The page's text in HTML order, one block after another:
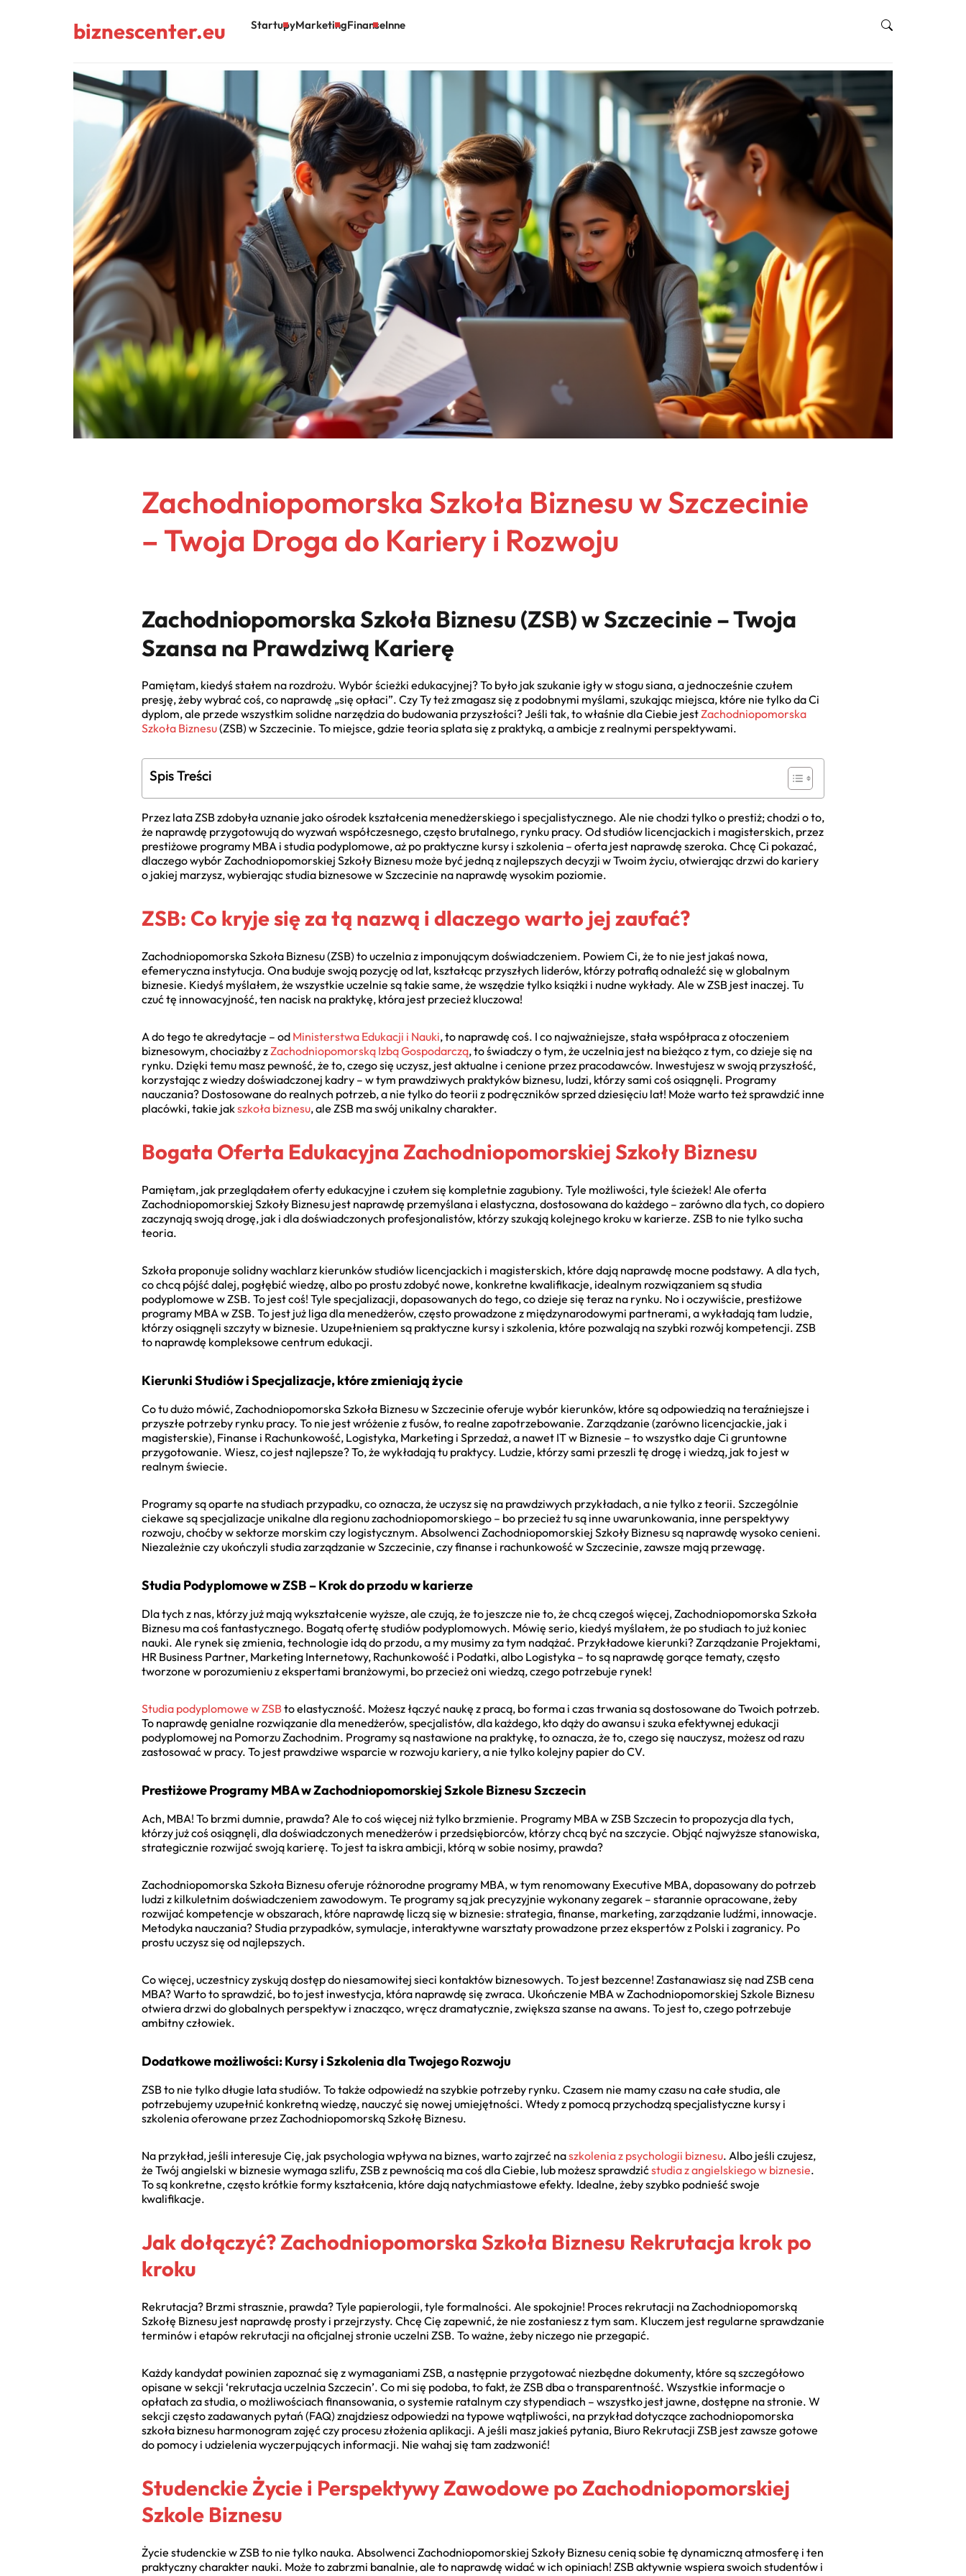
biznescenter.eu StartupyMarketingFinanseInne
Zachodniopomorska Szkoła Biznesu w Szczecinie
– Twoja Droga do Kariery i Rozwoju
Zachodniopomorska Szkoła Biznesu (ZSB) w Szczecinie – Twoja
Szansa na Prawdziwą Karierę
Pamiętam, kiedyś stałem na rozdrożu. Wybór ścieżki edukacyjnej? To było jak szukanie igły w stogu siana, a jednocześnie czułem
presję, żeby wybrać coś, co naprawdę „się opłaci”. Czy Ty też zmagasz się z podobnymi myślami, szukając miejsca, które nie tylko da Ci
dyplom, ale przede wszystkim solidne narzędzia do budowania przyszłości? Jeśli tak, to właśnie dla Ciebie jestZachodniopomorska
Szkoła Biznesu(ZSB) w Szczecinie. To miejsce, gdzie teoria splata się z praktyką, a ambicje z realnymi perspektywami.
Spis Treści
Przez lata ZSB zdobyła uznanie jako ośrodek kształcenia menedżerskiego i specjalistycznego. Ale nie chodzi tylko o prestiż; chodzi o to,
że naprawdę przygotowują do wyzwań współczesnego, często brutalnego, rynku pracy. Od studiów licencjackich i magisterskich, przez
prestiżowe programy MBA i studia podyplomowe, aż po praktyczne kursy i szkolenia – oferta jest naprawdę szeroka. Chcę Ci pokazać,
dlaczego wybór Zachodniopomorskiej Szkoły Biznesu może być jedną z najlepszych decyzji w Twoim życiu, otwierając drzwi do kariery
o jakiej marzysz, wybierając studia biznesowe w Szczecinie na naprawdę wysokim poziomie.
ZSB: Co kryje się za tą nazwą i dlaczego warto jej zaufać?
Zachodniopomorska Szkoła Biznesu (ZSB) to uczelnia z imponującym doświadczeniem. Powiem Ci, że to nie jest jakaś nowa,
efemeryczna instytucja. Ona buduje swoją pozycję od lat, kształcąc przyszłych liderów, którzy potrafią odnaleźć się w globalnym
biznesie. Kiedyś myślałem, że wszystkie uczelnie są takie same, że wszędzie tylko książki i nudne wykłady. Ale w ZSB jest inaczej. Tu
czuć tę innowacyjność, ten nacisk na praktykę, która jest przecież kluczowa!
A do tego te akredytacje – od Ministerstwa Edukacji i Nauki, to naprawdę coś. I co najważniejsze, stała współpraca z otoczeniem
biznesowym, chociażby zZachodniopomorską Izbą Gospodarczą, to świadczy o tym, że uczelnia jest na bieżąco z tym, co dzieje się na
rynku. Dzięki temu masz pewność, że to, czego się uczysz, jest aktualne i cenione przez pracodawców. Inwestujesz w swoją przyszłość,
korzystając z wiedzy doświadczonej kadry – w tym prawdziwych praktyków biznesu, ludzi, którzy sami coś osiągnęli. Programy
nauczania? Dostosowane do realnych potrzeb, a nie tylko do teorii z podręczników sprzed dziesięciu lat! Może warto też sprawdzić inne
placówki, takie jakszkoła biznesu, ale ZSB ma swój unikalny charakter.
Bogata Oferta Edukacyjna Zachodniopomorskiej Szkoły Biznesu
Pamiętam, jak przeglądałem oferty edukacyjne i czułem się kompletnie zagubiony. Tyle możliwości, tyle ścieżek! Ale oferta
Zachodniopomorskiej Szkoły Biznesu jest naprawdę przemyślana i elastyczna, dostosowana do każdego – zarówno dla tych, co dopiero
zaczynają swoją drogę, jak i dla doświadczonych profesjonalistów, którzy szukają kolejnego kroku w karierze. ZSB to nie tylko sucha
teoria.
Szkoła proponuje solidny wachlarz kierunków studiów licencjackich i magisterskich, które dają naprawdę mocne podstawy. A dla tych,
co chcą pójść dalej, pogłębić wiedzę, albo po prostu zdobyć nowe, konkretne kwalifikacje, idealnym rozwiązaniem są studia
podyplomowe w ZSB. To jest coś! Tyle specjalizacji, dopasowanych do tego, co dzieje się teraz na rynku. No i oczywiście, prestiżowe
programy MBA w ZSB. To jest już liga dla menedżerów, często prowadzone z międzynarodowymi partnerami, a wykładają tam ludzie,
którzy osiągnęli szczyty w biznesie. Uzupełnieniem są praktyczne kursy i szkolenia, które pozwalają na szybki rozwój kompetencji. ZSB
to naprawdę kompleksowe centrum edukacji.
Kierunki Studiów i Specjalizacje, które zmieniają życie
Co tu dużo mówić, Zachodniopomorska Szkoła Biznesu w Szczecinie oferuje wybór kierunków, które są odpowiedzią na teraźniejsze i
przyszłe potrzeby rynku pracy. To nie jest wróżenie z fusów, to realne zapotrzebowanie. Zarządzanie (zarówno licencjackie, jak i
magisterskie), Finanse i Rachunkowość, Logistyka, Marketing i Sprzedaż, a nawet IT w Biznesie – to wszystko daje Ci gruntowne
przygotowanie. Wiesz, co jest najlepsze? To, że wykładają tu praktycy. Ludzie, którzy sami przeszli tę drogę i wiedzą, jak to jest w
realnym świecie.
Programy są oparte na studiach przypadku, co oznacza, że uczysz się na prawdziwych przykładach, a nie tylko z teorii. Szczególnie
ciekawe są specjalizacje unikalne dla regionu zachodniopomorskiego – bo przecież tu są inne uwarunkowania, inne perspektywy
rozwoju, choćby w sektorze morskim czy logistycznym. Absolwenci Zachodniopomorskiej Szkoły Biznesu są naprawdę wysoko cenieni.
Niezależnie czy ukończyli studia zarządzanie w Szczecinie, czy finanse i rachunkowość w Szczecinie, zawsze mają przewagę.
Studia Podyplomowe w ZSB – Krok do przodu w karierze
Dla tych z nas, którzy już mają wykształcenie wyższe, ale czują, że to jeszcze nie to, że chcą czegoś więcej, Zachodniopomorska Szkoła
Biznesu ma coś fantastycznego. Bogatą ofertę studiów podyplomowych. Mówię serio, kiedyś myślałem, że po studiach to już koniec
nauki. Ale rynek się zmienia, technologie idą do przodu, a my musimy za tym nadążać. Przykładowe kierunki? Zarządzanie Projektami,
HR Business Partner, Marketing Internetowy, Rachunkowość i Podatki, albo Logistyka – to są naprawdę gorące tematy, często
tworzone w porozumieniu z ekspertami branżowymi, bo przecież oni wiedzą, czego potrzebuje rynek!
Studia podyplomowe w ZSBto elastyczność. Możesz łączyć naukę z pracą, bo forma i czas trwania są dostosowane do Twoich potrzeb.
To naprawdę genialne rozwiązanie dla menedżerów, specjalistów, dla każdego, kto dąży do awansu i szuka efektywnej edukacji
podyplomowej na Pomorzu Zachodnim. Programy są nastawione na praktykę, to oznacza, że to, czego się nauczysz, możesz od razu
zastosować w pracy. To jest prawdziwe wsparcie w rozwoju kariery, a nie tylko kolejny papier do CV.
Prestiżowe Programy MBA w Zachodniopomorskiej Szkole Biznesu Szczecin
Ach, MBA! To brzmi dumnie, prawda? Ale to coś więcej niż tylko brzmienie. Programy MBA w ZSB Szczecin to propozycja dla tych,
którzy już coś osiągnęli, dla doświadczonych menedżerów i przedsiębiorców, którzy chcą być na szczycie. Objąć najwyższe stanowiska,
strategicznie rozwijać swoją karierę. To jest ta iskra ambicji, którą w sobie nosimy, prawda?
Zachodniopomorska Szkoła Biznesu oferuje różnorodne programy MBA, w tym renomowany Executive MBA, dopasowany do potrzeb
ludzi z kilkuletnim doświadczeniem zawodowym. Te programy są jak precyzyjnie wykonany zegarek – starannie opracowane, żeby
rozwijać kompetencje w obszarach, które naprawdę liczą się w biznesie: strategia, finanse, marketing, zarządzanie ludźmi, innowacje.
Metodyka nauczania? Studia przypadków, symulacje, interaktywne warsztaty prowadzone przez ekspertów z Polski i zagranicy. Po
prostu uczysz się od najlepszych.
Co więcej, uczestnicy zyskują dostęp do niesamowitej sieci kontaktów biznesowych. To jest bezcenne! Zastanawiasz się nad ZSB cena
MBA? Warto to sprawdzić, bo to jest inwestycja, która naprawdę się zwraca. Ukończenie MBA w Zachodniopomorskiej Szkole Biznesu
otwiera drzwi do globalnych perspektyw i znacząco, wręcz dramatycznie, zwiększa szanse na awans. To jest to, czego potrzebuje
ambitny człowiek.
Dodatkowe możliwości: Kursy i Szkolenia dla Twojego Rozwoju
ZSB to nie tylko długie lata studiów. To także odpowiedź na szybkie potrzeby rynku. Czasem nie mamy czasu na całe studia, ale
potrzebujemy uzupełnić konkretną wiedzę, nauczyć się nowej umiejętności. Wtedy z pomocą przychodzą specjalistyczne kursy i
szkolenia oferowane przez Zachodniopomorską Szkołę Biznesu.
Na przykład, jeśli interesuje Cię, jak psychologia wpływa na biznes, warto zajrzeć naszkolenia z psychologii biznesu. Albo jeśli czujesz,
że Twój angielski w biznesie wymaga szlifu, ZSB z pewnością ma coś dla Ciebie, lub możesz sprawdzićstudia z angielskiego w biznesie.
To są konkretne, często krótkie formy kształcenia, które dają natychmiastowe efekty. Idealne, żeby szybko podnieść swoje
kwalifikacje.
Jak dołączyć? Zachodniopomorska Szkoła Biznesu Rekrutacja krok po
kroku
Rekrutacja? Brzmi strasznie, prawda? Tyle papierologii, tyle formalności. Ale spokojnie! Proces rekrutacji na Zachodniopomorską
Szkołę Biznesu jest naprawdę prosty i przejrzysty. Chcę Cię zapewnić, że nie zostaniesz z tym sam. Kluczem jest regularne sprawdzanie
terminów i etapów rekrutacji na oficjalnej stronie uczelni ZSB. To ważne, żeby niczego nie przegapić.
Każdy kandydat powinien zapoznać się z wymaganiami ZSB, a następnie przygotować niezbędne dokumenty, które są szczegółowo
opisane w sekcji ‘rekrutacja uczelnia Szczecin’. Co mi się podoba, to fakt, że ZSB dba o transparentność. Wszystkie informacje o
opłatach za studia, o możliwościach finansowania, o systemie ratalnym czy stypendiach – wszystko jest jawne, dostępne na stronie. W
sekcji często zadawanych pytań (FAQ) znajdziesz odpowiedzi na typowe wątpliwości, na przykład dotyczące zachodniopomorska
szkoła biznesu harmonogram zajęć czy procesu złożenia aplikacji. A jeśli masz jakieś pytania, Biuro Rekrutacji ZSB jest zawsze gotowe
do pomocy i udzielenia wyczerpujących informacji. Nie wahaj się tam zadzwonić!
Studenckie Życie i Perspektywy Zawodowe po Zachodniopomorskiej
Szkole Biznesu
Życie studenckie w ZSB to nie tylko nauka. Absolwenci Zachodniopomorskiej Szkoły Biznesu cenią sobie tę dynamiczną atmosferę i ten
praktyczny charakter nauki. Może to zabrzmi banalnie, ale to naprawdę widać w ich opiniach! ZSB aktywnie wspiera swoich studentów i